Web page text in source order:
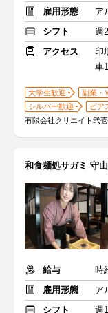
雇用形態
ア
シフト
週
アクセス
印
車
大学生歓迎 副業・
シルバー歓迎
ピア
有限会社クリエイト弐
和食麺処サガミ 守
給与
時
雇用形態
ア
シフト
週